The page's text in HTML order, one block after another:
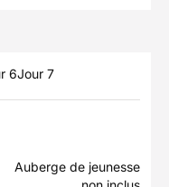
6Jour 7
Auberge de jeunesse